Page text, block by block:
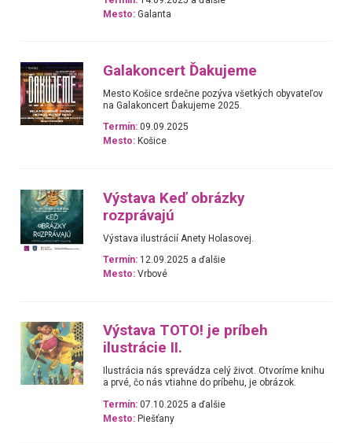
Mesto: Galanta
Galakoncert Ďakujeme
Mesto Košice srdečne pozýva všetkých obyvateľov
na Galakoncert Ďakujeme 2025.
Termín: 09.09.2025
Mesto: Košice
Výstava Keď obrázky
rozprávajú
Výstava ilustrácií Anety Holasovej.
Termín: 12.09.2025 a ďalšie
Mesto: Vrbové
Výstava TOTO! je príbeh
ilustrácie II.
Ilustrácia nás sprevádza celý život. Otvoríme knihu
a prvé, čo nás vtiahne do príbehu, je obrázok.
Termín: 07.10.2025 a ďalšie
Mesto: Piešťany